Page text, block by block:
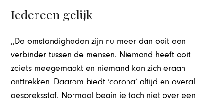
Iedereen gelijk
,,De omstandigheden zijn nu meer dan ooit een
verbinder tussen de mensen. Niemand heeft ooit
zoiets meegemaakt en niemand kan zich eraan
onttrekken. Daarom biedt ‘corona’ altijd en overal
gespreksstof. Normaal begin je toch niet over een